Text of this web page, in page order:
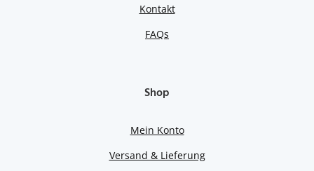
Kontakt
FAQs
Shop
Mein Konto
Versand & Lieferung